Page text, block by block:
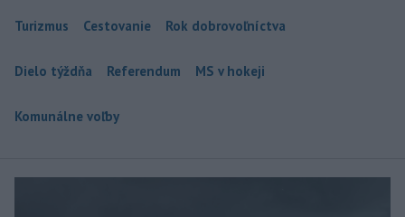
Turizmus Cestovanie Rok dobrovoľníctva
Dielo týždňa Referendum MS v hokeji
Komunálne voľby